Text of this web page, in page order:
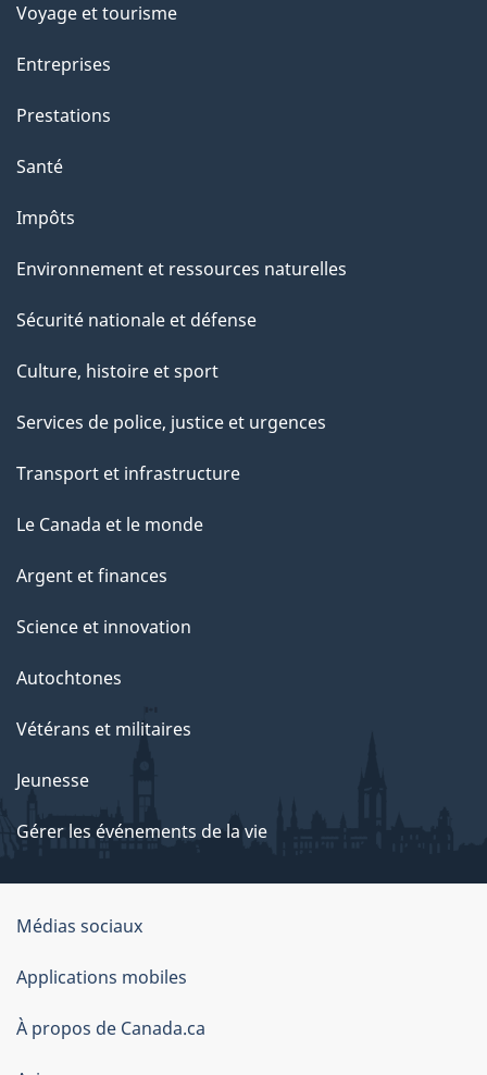
p
a
g
e
Voyage et tourisme
Entreprises
Prestations
Santé
Impôts
Environnement et ressources naturelles
Sécurité nationale et défense
Culture, histoire et sport
Services de police, justice et urgences
Transport et infrastructure
Le Canada et le monde
Argent et finances
Science et innovation
Autochtones
Vétérans et militaires
Jeunesse
Gérer les événements de la vie
Organisation
du
gouvernement
du
Canada
Médias sociaux
Applications mobiles
À propos de Canada.ca